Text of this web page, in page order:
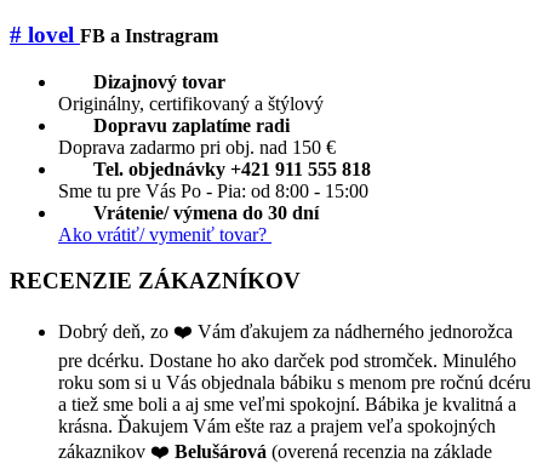
# lovel FB a Instragram
Dizajnový tovar
Originálny, certifikovaný a štýlový
Dopravu zaplatíme radi
Doprava zadarmo pri obj. nad 150 €
Tel. objednávky +421 911 555 818
Sme tu pre Vás Po - Pia: od 8:00 - 15:00
Vrátenie/ výmena do 30 dní
Ako vrátiť/ vymeniť tovar?
RECENZIE ZÁKAZNÍKOV
Dobrý deň, zo ❤️ Vám ďakujem za nádherného jednorožca
pre dcérku. Dostane ho ako darček pod stromček. Minulého
roku som si u Vás objednala bábiku s menom pre ročnú dcéru
a tiež sme boli a aj sme veľmi spokojní. Bábika je kvalitná a
krásna. Ďakujem Vám ešte raz a prajem veľa spokojných
zákaznikov ❤️ Belušárová (overená recenzia na základe